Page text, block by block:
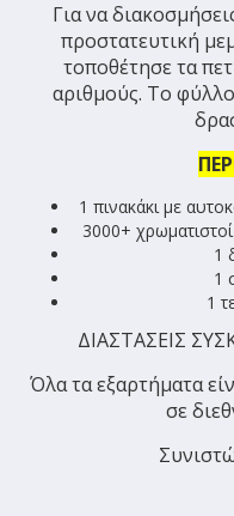
Για να
προστατευτική
τοποθέτησε τα
αριθμούς. Το
1 πινακάκι με
3000+
1
1
1
ΔΙΑΣΤΑΣΕΙΣ
Όλα τα εξαρτήματα
σε